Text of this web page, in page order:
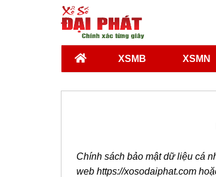
XSMB XSMN
Chính sách bảo mật dữ liệu cá
web https://xosodaiphat.com